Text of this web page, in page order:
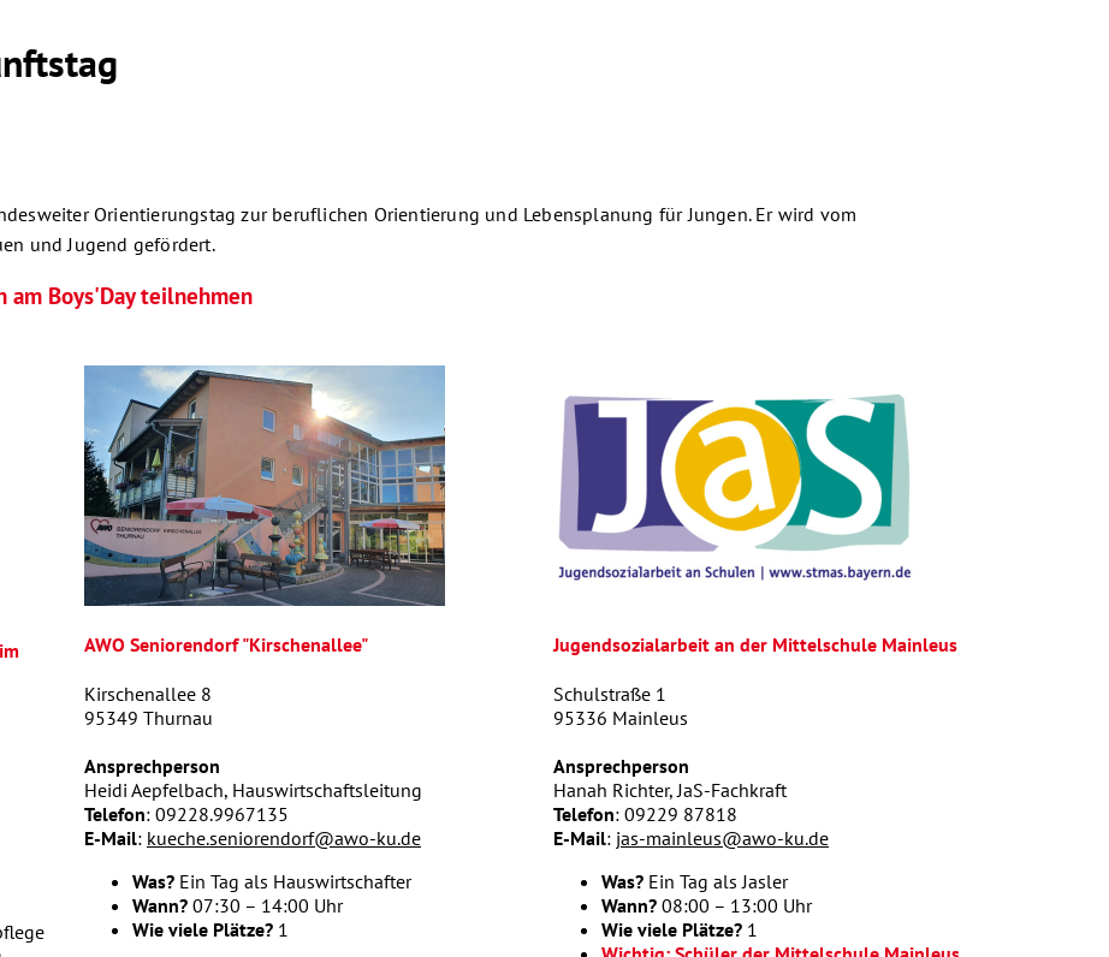
Orientierungstag zur beruflichen Orientierung und Lebensplanung für Jungen. Er wird vom
und Jugend gefördert.
am Boys'Day teilnehmen
AWO Seniorendorf "Kirschenallee"
Kirschenallee 8
95349 Thurnau
Ansprechperson
Heidi Aepfelbach, Hauswirtschaftsleitung
Telefon: 09228.9967135
E-Mail: kueche.seniorendorf@awo-ku.de
Was? Ein Tag als Hauswirtschafter
Wann? 07:30 – 14:00 Uhr
Wie viele Plätze? 1
Jugendsozialarbeit an der Mittelschule Mainleus
Schulstraße 1
95336 Mainleus
Ansprechperson
Hanah Richter, JaS-Fachkraft
Telefon: 09229 87818
E-Mail: jas-mainleus@awo-ku.de
Was? Ein Tag als Jasler
Wann? 08:00 – 13:00 Uhr
Wie viele Plätze? 1